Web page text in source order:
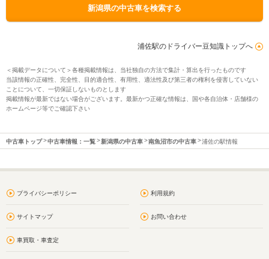
新潟県の中古車を検索する
浦佐駅のドライバー豆知識トップへ
＜掲載データについて＞各種掲載情報は、当社独自の方法で集計・算出を行ったものです
当該情報の正確性、完全性、目的適合性、有用性、適法性及び第三者の権利を侵害していない
ことについて、一切保証しないものとします
掲載情報が最新ではない場合がございます。最新かつ正確な情報は、国や各自治体・店舗様の
ホームページ等でご確認下さい
中古車トップ 中古車情報：一覧 新潟県の中古車 南魚沼市の中古車 浦佐の駅情報
プライバシーポリシー 利用規約
サイトマップ お問い合わせ
車買取・車査定